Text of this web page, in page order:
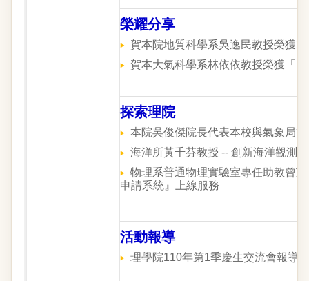
榮耀分享
賀本院地質科學系吳逸民教授榮獲
賀本大氣科學系林依依教授榮獲「
探索理院
本院吳俊傑院長代表本校與氣象局
海洋所黃千芬教授 -- 創新海洋觀測
物理系普通物理實驗室專任助教曾
申請系統』上線服務
活動報導
理學院110年第1季慶生交流會報導